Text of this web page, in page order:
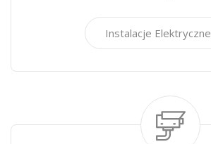
Instalacje Elektryczne